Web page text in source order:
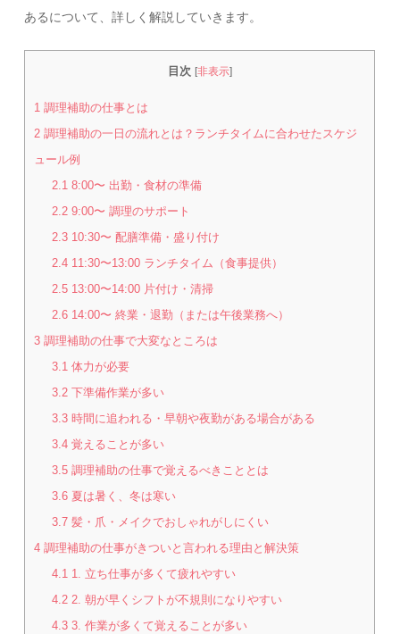
あるについて、詳しく解説していきます。
目次 [非表示]
1 調理補助の仕事とは
2 調理補助の一日の流れとは？ランチタイムに合わせたスケジ
ュール例
2.1 8:00〜 出勤・食材の準備
2.2 9:00〜 調理のサポート
2.3 10:30〜 配膳準備・盛り付け
2.4 11:30〜13:00 ランチタイム（食事提供）
2.5 13:00〜14:00 片付け・清掃
2.6 14:00〜 終業・退勤（または午後業務へ）
3 調理補助の仕事で大変なところは
3.1 体力が必要
3.2 下準備作業が多い
3.3 時間に追われる・早朝や夜勤がある場合がある
3.4 覚えることが多い
3.5 調理補助の仕事で覚えるべきこととは
3.6 夏は暑く、冬は寒い
3.7 髪・爪・メイクでおしゃれがしにくい
4 調理補助の仕事がきついと言われる理由と解決策
4.1 1. 立ち仕事が多くて疲れやすい
4.2 2. 朝が早くシフトが不規則になりやすい
4.3 3. 作業が多くて覚えることが多い